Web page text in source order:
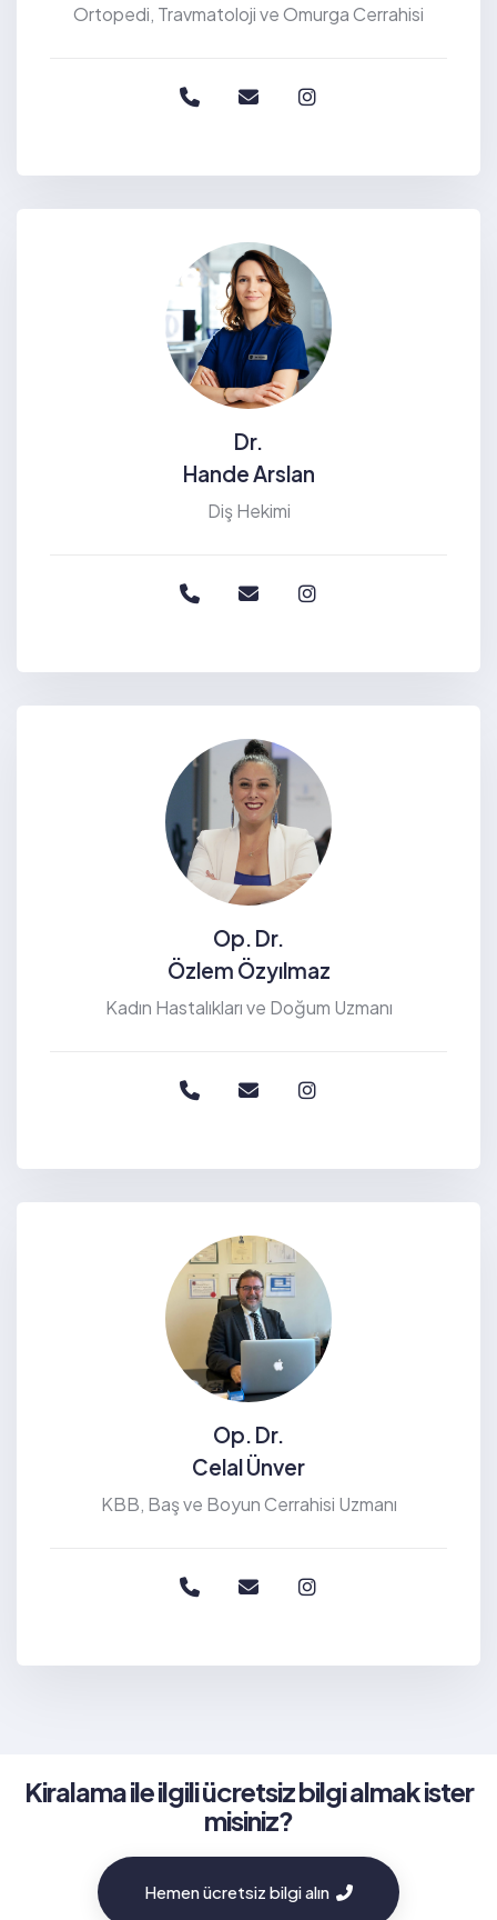
Ortopedi, Travmatoloji ve Omurga Cerrahisi
Dr.
Hande Arslan
Diş Hekimi
Op. Dr.
Özlem Özyılmaz
Kadın Hastalıkları ve Doğum Uzmanı
Op. Dr.
Celal Ünver
KBB, Baş ve Boyun Cerrahisi Uzmanı
Kiralama ile ilgili ücretsiz bilgi almak ister
misiniz?
Hemen ücretsiz bilgi alın